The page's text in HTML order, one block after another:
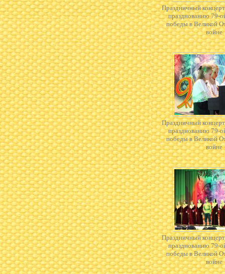
Праздничный
празднованию 79-
победы в Великой
войне
Праздничный
празднованию 79-
победы в Великой
войне
Праздничный
празднованию 79-
победы в Великой
войне